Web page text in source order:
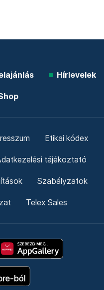
Hírlevelek
Etikai kódex
tájékoztató
Szabályzatok
Telex Sales